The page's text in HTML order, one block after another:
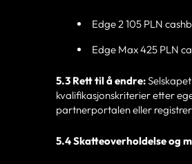
Edge 2 105 PLN
Edge Max 425 PLN
5.3 Rett til å endre:
kvalifikasjonskriterier etter
partnerportalen eller
5.4 Skatteoverholdelse og